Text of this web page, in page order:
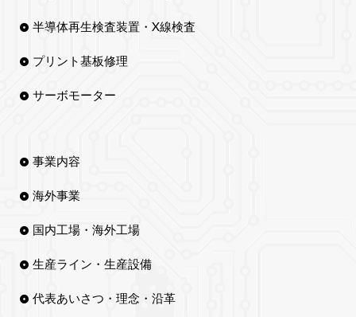
半導体再生検査装置・X線検査
プリント基板修理
サーボモーター
事業内容
海外事業
国内工場・海外工場
生産ライン・生産設備
代表あいさつ・理念・沿革